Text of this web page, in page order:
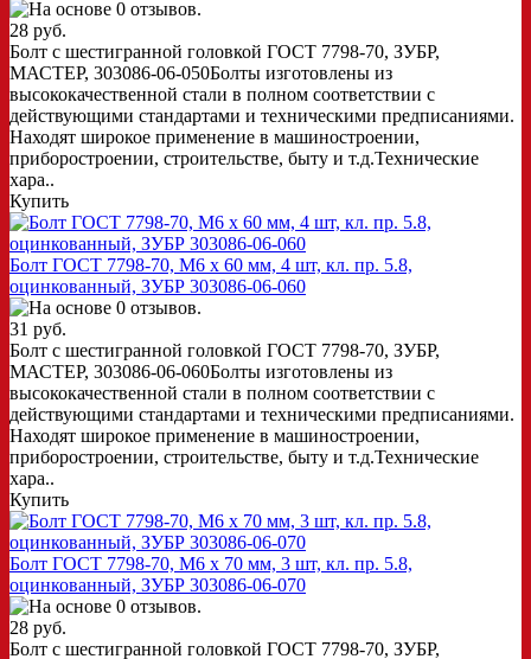
28 руб.
Болт с шестигранной головкой ГОСТ 7798-70, ЗУБР,
МАСТЕР, 303086-06-050Болты изготовлены из
высококачественной стали в полном соответствии с
действующими стандартами и техническими предписаниями.
Находят широкое применение в машиностроении,
приборостроении, строительстве, быту и т.д.Технические
хара..
Купить
Болт ГОСТ 7798-70, M6 x 60 мм, 4 шт, кл. пр. 5.8,
оцинкованный, ЗУБР 303086-06-060
31 руб.
Болт с шестигранной головкой ГОСТ 7798-70, ЗУБР,
МАСТЕР, 303086-06-060Болты изготовлены из
высококачественной стали в полном соответствии с
действующими стандартами и техническими предписаниями.
Находят широкое применение в машиностроении,
приборостроении, строительстве, быту и т.д.Технические
хара..
Купить
Болт ГОСТ 7798-70, M6 x 70 мм, 3 шт, кл. пр. 5.8,
оцинкованный, ЗУБР 303086-06-070
28 руб.
Болт с шестигранной головкой ГОСТ 7798-70, ЗУБР,